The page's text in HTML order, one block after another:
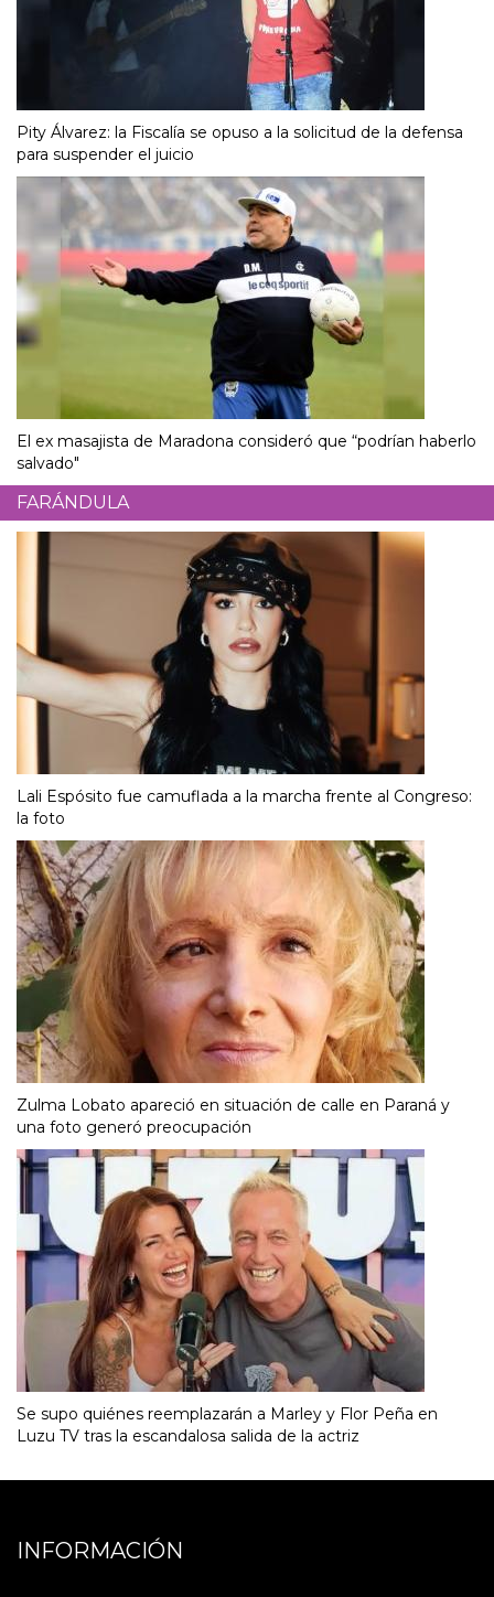
Pity Álvarez: la Fiscalía se opuso a la solicitud de la defensa
para suspender el juicio
El ex masajista de Maradona consideró que “podrían haberlo
salvado"
FARÁNDULA
Lali Espósito fue camuflada a la marcha frente al Congreso:
la foto
Zulma Lobato apareció en situación de calle en Paraná y
una foto generó preocupación
Se supo quiénes reemplazarán a Marley y Flor Peña en
Luzu TV tras la escandalosa salida de la actriz
INFORMACIÓN